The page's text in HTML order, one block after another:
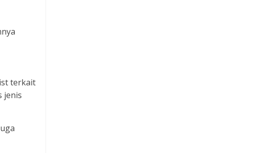
terkait
jenis